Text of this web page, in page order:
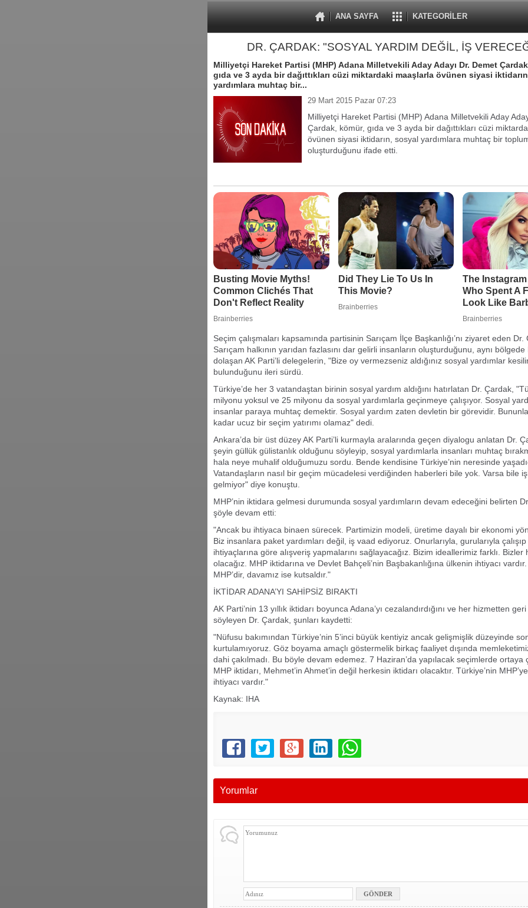
ANA SAYFA KATEGORİLER
DR. ÇARDAK: "SOSYAL YARDIM DEĞİL, İŞ
Milliyetçi Hareket Partisi (MHP) Adana Milletvekili Aday Adayı Dr. Demet
gıda ve 3 ayda bir dağıttıkları cüzi miktardaki maaşlarla övünen siyasi
yardımlara muhtaç bir...
29 Mart 2015 Pazar 07:23
Milliyetçi Hareket Partisi (MHP) Adana Milletvekili Aday
Çardak, kömür, gıda ve 3 ayda bir dağıttıkları cüzi
övünen siyasi iktidarın, sosyal yardımlara muhtaç bir
oluşturduğunu ifade etti.
Seçim çalışmaları kapsamında partisinin Sarıçam İlçe Başkanlığı’nı ziyaret eden Dr.
Sarıçam halkının yarıdan fazlasını dar gelirli insanların oluşturduğunu, aynı bölgede
dolaşan AK Parti’li delegelerin, "Bize oy vermezseniz aldığınız sosyal yardımlar
bulunduğunu ileri sürdü.
Türkiye’de her 3 vatandaştan birinin sosyal yardım aldığını hatırlatan Dr. Çardak,
milyonu yoksul ve 25 milyonu da sosyal yardımlarla geçinmeye çalışıyor. Sosyal
insanlar paraya muhtaç demektir. Sosyal yardım zaten devletin bir görevidir.
kadar ucuz bir seçim yatırımı olamaz" dedi.
Ankara’da bir üst düzey AK Parti’li kurmayla aralarında geçen diyalogu anlatan Dr.
şeyin güllük gülistanlık olduğunu söyleyip, sosyal yardımlarla insanları muhtaç
hala neye muhalif olduğumuzu sordu. Bende kendisine Türkiye’nin neresinde
Vatandaşların nasıl bir geçim mücadelesi verdiğinden haberleri bile yok. Varsa bile
gelmiyor" diye konuştu.
MHP’nin iktidara gelmesi durumunda sosyal yardımların devam edeceğini belirten
şöyle devam etti:
"Ancak bu ihtiyaca binaen sürecek. Partimizin modeli, üretime dayalı bir ekonomi
Biz insanlara paket yardımları değil, iş vaad ediyoruz. Onurlarıyla, gurularıyla
ihtiyaçlarına göre alışveriş yapmalarını sağlayacağız. Bizim ideallerimiz farklı. Bizler
olacağız. MHP iktidarına ve Devlet Bahçeli’nin Başbakanlığına ülkenin ihtiyacı
MHP’dir, davamız ise kutsaldır."
İKTİDAR ADANA’YI SAHİPSİZ BIRAKTI
AK Parti’nin 13 yıllık iktidarı boyunca Adana’yı cezalandırdığını ve her hizmetten geri
söyleyen Dr. Çardak, şunları kaydetti:
"Nüfusu bakımından Türkiye’nin 5’inci büyük kentiyiz ancak gelişmişlik düzeyinde
kurtulamıyoruz. Göz boyama amaçlı göstermelik birkaç faaliyet dışında
dahi çakılmadı. Bu böyle devam edemez. 7 Haziran’da yapılacak seçimlerde ortaya
MHP iktidarı, Mehmet’in Ahmet’in değil herkesin iktidarı olacaktır. Türkiye’nin
ihtiyacı vardır."
Kaynak: IHA
Yorumlar